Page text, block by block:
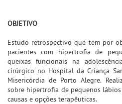
OBJETIVO
Estudo retrospectivo que tem por
pacientes com hipertrofia de
queixas funcionais na
cirúrgico no Hospital da Criança
Misericórdia de Porto Alegre.
sobre hipertrofia de pequenos
causas e opções terapêuticas.